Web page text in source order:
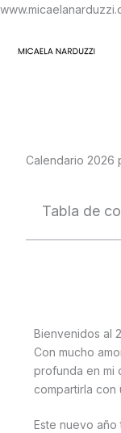
Calendario 2026
Tabla de
Bienvenidos al
Con mucho
profunda en mi
compartirla con
Este nuevo año